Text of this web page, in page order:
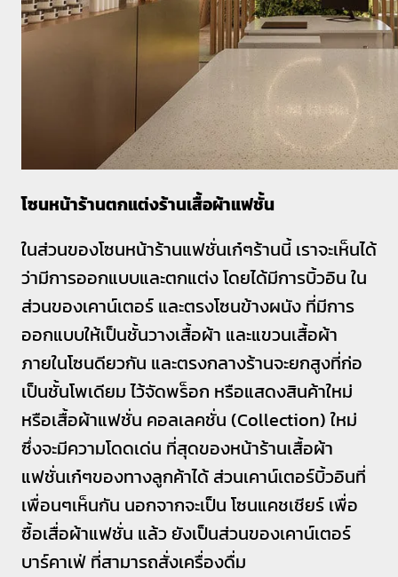
โซนหน้าร้านตกแต่งร้านเสื้อผ้าแฟชั้น
ในส่วนของโซนหน้าร้านแฟชั่นเก๋ๆร้านนี้ เราจะเห็นได้
ว่ามีการออกแบบและตกแต่ง โดยได้มีการบิ้วอิน ใน
ส่วนของเคาน์เตอร์ และตรงโซนข้างผนัง ที่มีการ
ออกแบบให้เป็นชั้นวางเสื้อผ้า และแขวนเสื้อผ้า
ภายในโซนดียวกัน และตรงกลางร้านจะยกสูงที่ก่อ
เป็นชั้นโพเดียม ไว้จัดพร็อก หรือแสดงสินค้าใหม่
หรือเสื้อผ้าแฟชั่น คอลเลคชั่น (Collection) ใหม่
ซึ่งจะมีความโดดเด่น ที่สุดของหน้าร้านเสื้อผ้า
แฟชั่นเก๋ๆของทางลูกค้าได้ ส่วนเคาน์เตอร์บิ้วอินที่
เพื่อนๆเห็นกัน นอกจากจะเป็น โซนแคชเชียร์ เพื่อ
ซื้อเสื่อผ้าแฟชั่น แล้ว ยังเป็นส่วนของเคาน์เตอร์
บาร์คาเฟ่ ที่สามารถสั่งเครื่องดื่ม